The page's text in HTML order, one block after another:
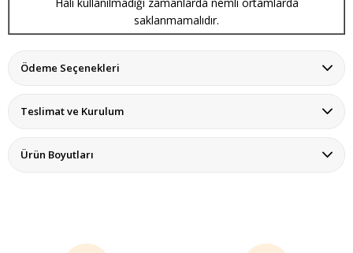
saklanmamalıdır.
Ödeme Seçenekleri
Teslimat ve Kurulum
Ürün Boyutları